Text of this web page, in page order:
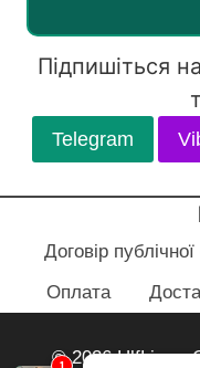
Підпишіться
Telegram
Договір
Оплата
© 2026 HlfLiza -